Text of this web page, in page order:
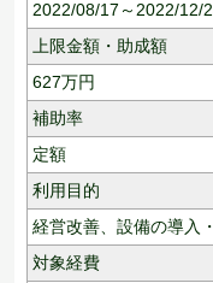
2022/08/17～2022/12/
上限金額・助成額
627万円
補助率
定額
利用目的
経営改善、 設備の導入
対象経費